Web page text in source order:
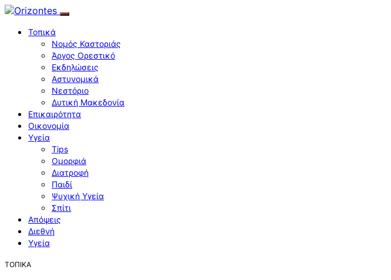
Τοπικά
Νομός Καστοριάς
Άργος Ορεστικό
Εκδηλώσεις
Αστυνομικά
Νεστόριο
Δυτική Μακεδονία
Επικαιρότητα
Οικονομία
Υγεία
Tips
Ομορφιά
Διατροφή
Παιδί
Ψυχική Υγεία
Σπίτι
Απόψεις
Διεθνή
Υγεία
ΤΟΠΙΚΑ